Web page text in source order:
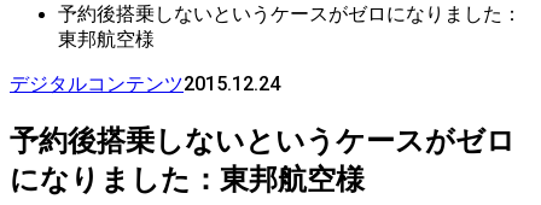
予約後搭乗しないというケースがゼロになりました：
東邦航空様
デジタルコンテンツ2015.12.24
予約後搭乗しないというケースがゼロ
になりました：東邦航空様